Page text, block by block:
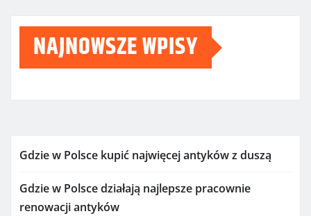
NAJNOWSZE WPISY
Gdzie w Polsce kupić najwięcej antyków z duszą
Gdzie w Polsce działają najlepsze pracownie
renowacji antyków